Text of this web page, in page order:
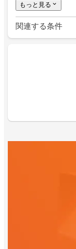
もっと見る
関連する条件